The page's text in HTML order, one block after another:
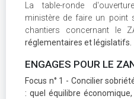
La table-ronde
ministère de faire un point
chantiers concernant le
réglementaires et législatifs.
ENGAGES POUR LE
Focus n° 1 - Concilier
: quel équilibre